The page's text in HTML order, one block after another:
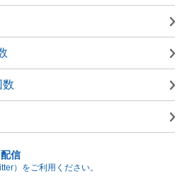
数
信
）をご利用ください。